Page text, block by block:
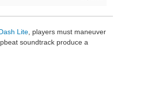
Lite , players must maneuver
soundtrack produce a